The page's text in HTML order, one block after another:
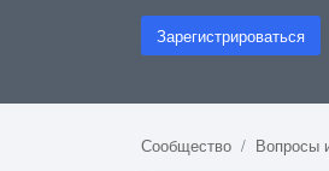
Зарегистрироваться
Сообщество Вопросы